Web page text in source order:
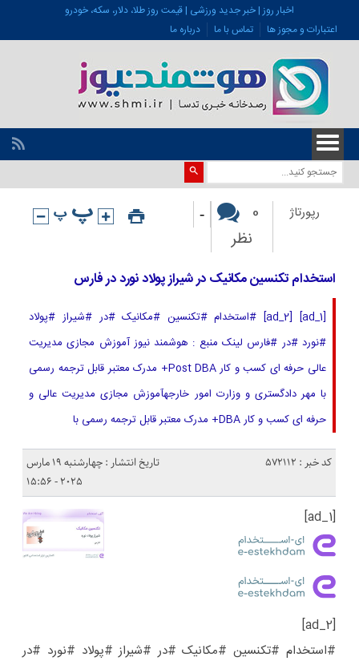
اخبار روز | خبر جدید ورزشی | قیمت روز طلا، دلار، سکه، خودرو
اعتبارات و مجوز ها
تماس با ما درباره ما
رپورتاژ
0
نظر
-
استخدام تکنسین مکانیک در شیراز پولاد نورد در فارس
[ad_1] [ad_2] #استخدام #تکنسین #مکانیک #در #شیراز #پولاد
#نورد #در #فارس لینک منبع : هوشمند نیوز آموزش مجازی مدیریت
عالی حرفه ای کسب و کار Post DBA+ مدرک معتبر قابل ترجمه رسمی
با مهر دادگستری و وزارت امور خارجهآموزش مجازی مدیریت عالی و
حرفه ای کسب و کار DBA+ مدرک معتبر قابل ترجمه رسمی با
کد خبر : 572112
تاریخ انتشار : چهارشنبه 19 مارس
2025 - 15:56
[ad_1]
[ad_2]
#استخدام #تکنسین #مکانیک #در #شیراز #پولاد #نورد #در